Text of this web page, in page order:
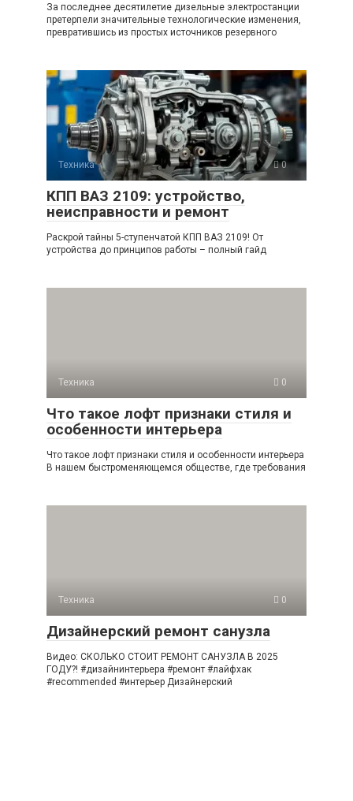
За последнее десятилетие дизельные электростанции
претерпели значительные технологические изменения,
превратившись из простых источников резервного
Техника 0
КПП ВАЗ 2109: устройство,
неисправности и ремонт
Раскрой тайны 5-ступенчатой КПП ВАЗ 2109! От
устройства до принципов работы – полный гайд
Техника 0
Что такое лофт признаки стиля и
особенности интерьера
Что такое лофт признаки стиля и особенности интерьера
В нашем быстроменяющемся обществе, где требования
Техника 0
Дизайнерский ремонт санузла
Видео: СКОЛЬКО СТОИТ РЕМОНТ САНУЗЛА В 2025
ГОДУ?! #дизайнинтерьера #ремонт #лайфхак
#recommended #интерьер Дизайнерский